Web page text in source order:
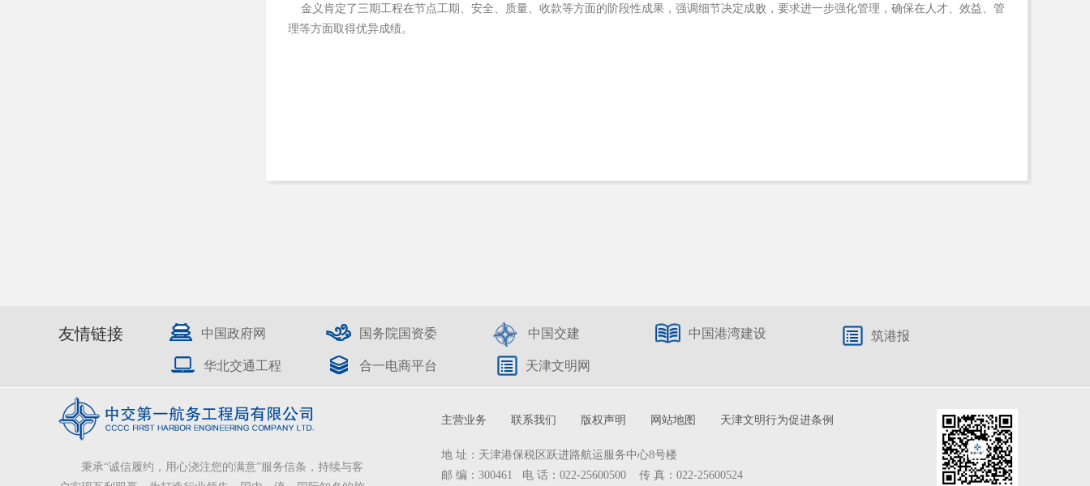
金义肯定了三期工程在节点工期、安全、质量、收款等方面的阶段性成果，强调细节决定成败，要求进一步强化管理，确保在人才、效益、管
理等方面取得优异成绩。
友情链接 中国政府网 国务院国资委 中国交建 中国港湾建设 筑港报
华北交通工程 合一电商平台 天津文明网
秉承“诚信履约，用心浇注您的满意”服务信条，持续与客
主营业务 联系我们 版权声明 网站地图 天津文明行为促进条例
地 址：天津港保税区跃进路航运服务中心8号楼
邮 编：300461 电 话：022-25600500 传 真：022-25600524